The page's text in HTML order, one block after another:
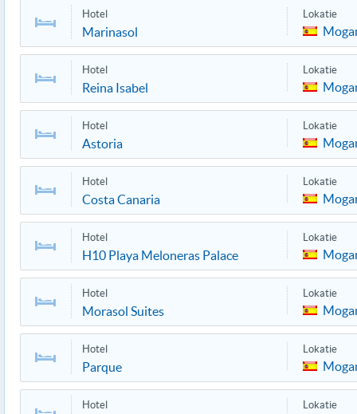
Hotel
Marinasol
Lokatie
Hotel
Reina Isabel
Lokatie
Hotel
Astoria
Lokatie
Hotel
Costa Canaria
Lokatie
Hotel
H10 Playa Meloneras Palace
Lokatie
Hotel
Morasol Suites
Lokatie
Hotel
Parque
Lokatie
Hotel Lokatie